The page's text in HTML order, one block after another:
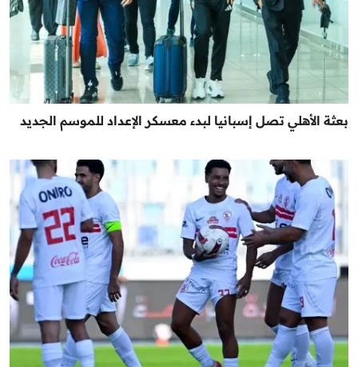
بعثة الأهلي تصل إسبانيا لبدء معسكر الإعداد للموسم الجديد